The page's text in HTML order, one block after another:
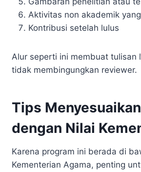
Aktivitas non akademik
Kontribusi setelah lulus
Alur seperti ini membuat tulisan
tidak membingungkan reviewer.
Tips
dengan Nilai
Karena program ini berada di
Kementerian Agama, penting